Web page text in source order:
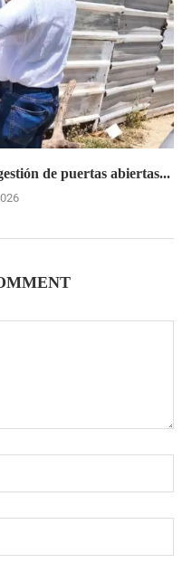
de puertas abiertas...